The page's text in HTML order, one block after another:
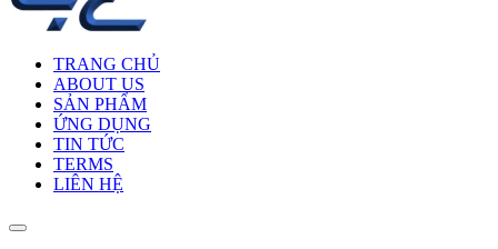
TRANG CHỦ
ABOUT US
SẢN PHẨM
ỨNG DỤNG
TIN TỨC
TERMS
LIÊN HỆ